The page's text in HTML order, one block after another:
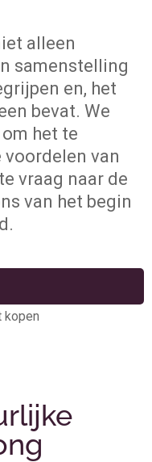
alleen
samenstelling
en, het
bevat. We
het te
voordelen van
vraag naar de
van het begin